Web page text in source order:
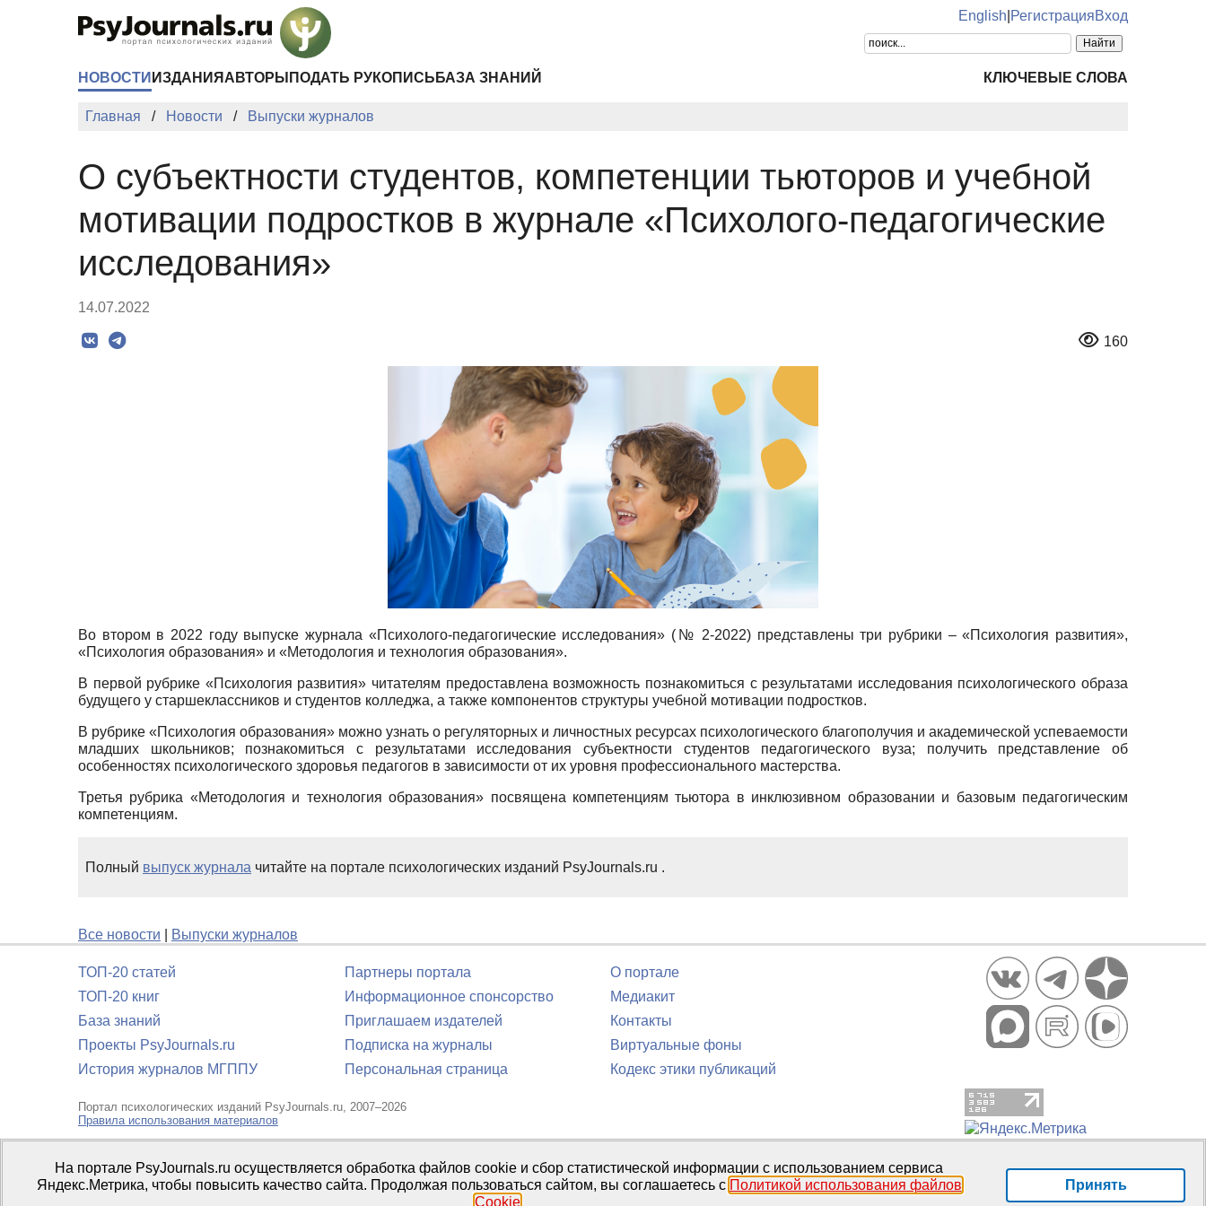
English РегистрацияВход
НОВОСТИ ИЗДАНИЯ АВТОРЫ ПОДАТЬ РУКОПИСЬ БАЗА ЗНАНИЙ КЛЮЧЕВЫЕ СЛОВА
Главная Новости Выпуски журналов
О субъектности студентов, компетенции тьюторов и учебной
мотивации подростков в журнале «Психолого-педагогические
исследования»
14.07.2022
160
Во втором в 2022 году выпуске журнала «Психолого-педагогические исследования» (№ 2-2022) представлены три рубрики – «Психология развития»,
«Психология образования» и «Методология и технология образования».
В первой рубрике «Психология развития» читателям предоставлена возможность познакомиться с результатами исследования психологического образа
будущего у старшеклассников и студентов колледжа, а также компонентов структуры учебной мотивации подростков.
В рубрике «Психология образования» можно узнать о регуляторных и личностных ресурсах психологического благополучия и академической успеваемости
младших школьников; познакомиться с результатами исследования субъектности студентов педагогического вуза; получить представление об
особенностях психологического здоровья педагогов в зависимости от их уровня профессионального мастерства.
Третья рубрика «Методология и технология образования» посвящена компетенциям тьютора в инклюзивном образовании и базовым педагогическим
компетенциям.
Полный выпуск журнала читайте на портале психологических изданий PsyJournals.ru .
Все новости Выпуски журналов
ТОП-20 статей
ТОП-20 книг
База знаний
Проекты PsyJournals.ru
История журналов МГППУ
Партнеры портала
Информационное спонсорство
Приглашаем издателей
Подписка на журналы
Персональная страница
О портале
Медиакит
Контакты
Виртуальные фоны
Кодекс этики публикаций
Портал психологических изданий PsyJournals.ru, 2007–2026
Правила использования материалов
Свидетельство регистрации СМИЭл № ФС77-66447 от 14 июля 2016 г.
Издатель:ФГБОУ ВО МГППУ
На портале PsyJournals.ru осуществляется обработка файлов cookie и сбор статистической информации с использованием сервиса
Яндекс.Метрика, чтобы повысить качество сайта. Продолжая пользоваться сайтом, вы соглашаетесь с Политикой использования файлов
Cookie.
Принять